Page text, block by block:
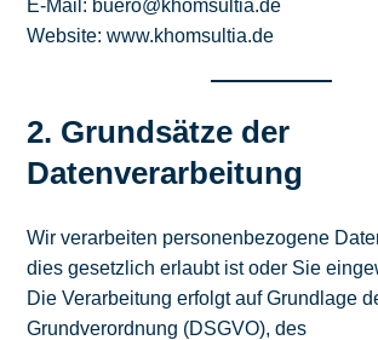
E-Mail: buero@khomsultia.de
Website: www.khomsultia.de
2. Grundsätze der
Datenverarbeitung
Wir verarbeiten personenbezogene
dies gesetzlich erlaubt ist oder Sie
Die Verarbeitung erfolgt auf Grundlage
Grundverordnung (DSGVO), des